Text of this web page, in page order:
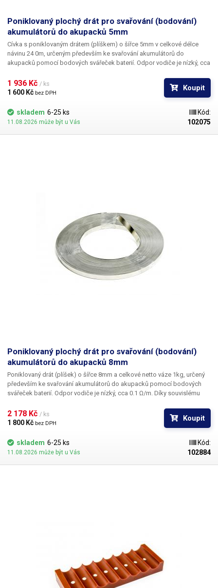
Poniklovaný plochý drát pro svařování (bodování)
akumulátorů do akupacků 5mm
Cívka s poniklovaným drátem (plíškem) o šířce 5mm v celkové délce
návinu 24 0m, určeným především ke svařování akumulátorů do
akupacků pomocí bodových svářeček baterií. Odpor vodiče je nízký, cca
nastříhaných poniklovaných plíšků, svařování i těch největších akupacků
bez navazování.
1 936 Kč / ks
1 600 Kč bez DPH
Koupit
skladem 6-25 ks
11.08.2026 může být u Vás
Kód:
102075
Poniklovaný plochý drát pro svařování (bodování)
akumulátorů do akupacků 8mm
Poniklovaný drát (plíšek) o šířce 8mm a celkové netto váze 1kg, určený
především ke svařování akumulátorů do akupacků pomocí bodových
svářeček baterií. Odpor vodiče je nízký, cca 0.1 Ω/m. Díky souvislému
plíšků, svařování i těch největších akupacků bez navazování.
2 178 Kč / ks
1 800 Kč bez DPH
Koupit
skladem 6-25 ks
11.08.2026 může být u Vás
Kód:
102884